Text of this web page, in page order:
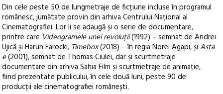
Din cele peste 50 de lungmetraje de ficțiune incluse în programul
românesc, jumătate provin din arhiva Centrului Național al
Cinematografiei. Lor li se adaugă și o serie de documentare,
printre care Videogramele unei revoluții(1992) – semnat de Andrei
Ujică și Harun Farocki, Timebox(2018) – în regia Norei Agapi, șiAsta
e(2001), semnat de Thomas Ciulei, dar și scurtmetraje
documentare din arhiva Sahia Film și scurtmetraje de animație,
fiind prezentate publicului, în cele două luni, peste 90 de
producții ale cinematografiei românești.